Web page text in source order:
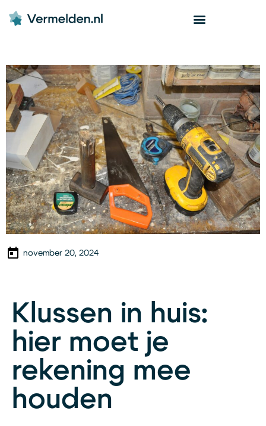
november 20, 2024
Klussen in huis:
hier moet je
rekening mee
houden